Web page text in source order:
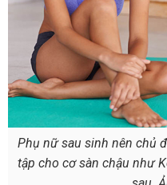
Phụ nữ sau sinh nên chủ
tập cho cơ sàn chậu như